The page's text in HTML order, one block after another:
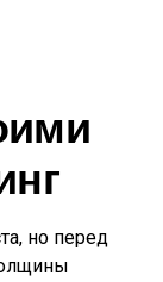
но перед